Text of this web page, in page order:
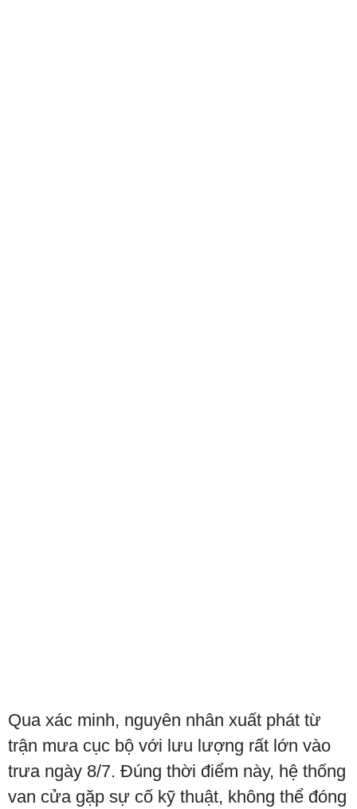
Qua xác minh, nguyên nhân xuất phát từ
trận mưa cục bộ với lưu lượng rất lớn vào
trưa ngày 8/7. Đúng thời điểm này, hệ thống
van cửa gặp sự cố kỹ thuật, không thể đóng